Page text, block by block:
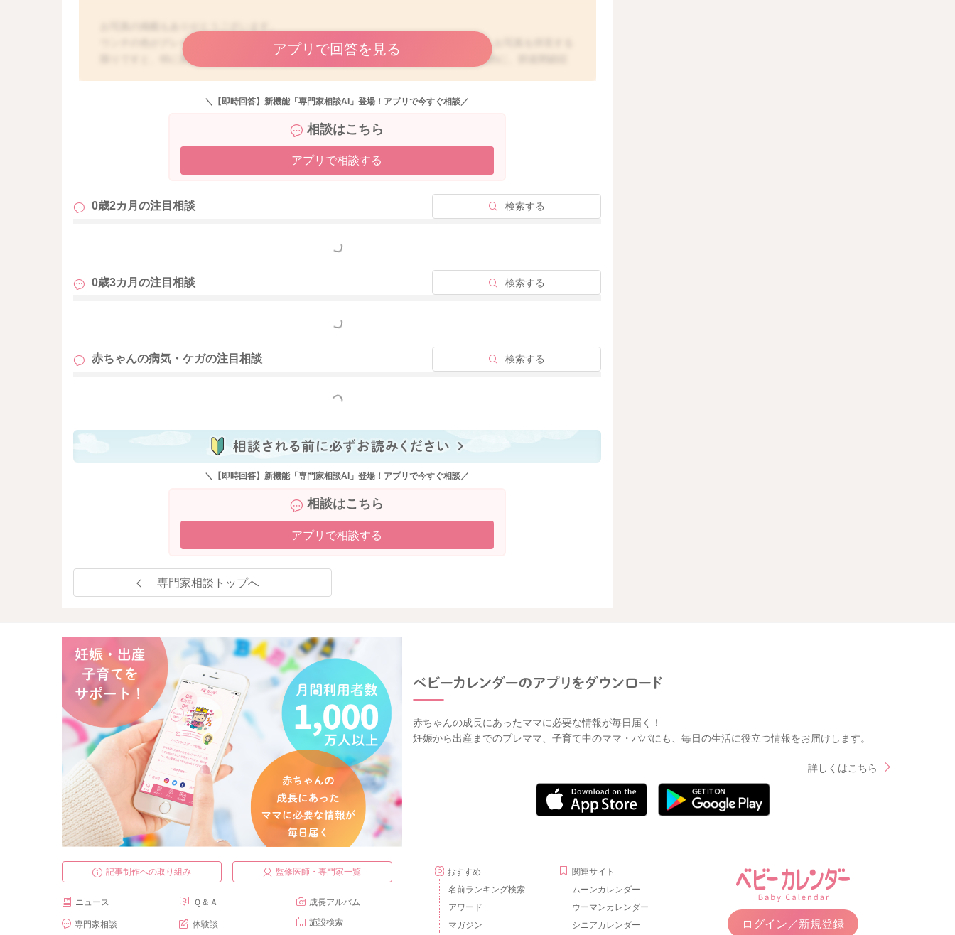
ウンチの色がグレーっぽいと、1番は胆道閉鎖症がご心配になるかと思います。ですが、お写真を拝見する
限りですと、特に胆道閉鎖症を疑うようなウンチではないようにお見受けします。一般的に、胆道閉鎖症
は2週間程度で治まります。この胆道閉鎖症では、生後2週間を過ぎても黄疸が消えないことが多いです。
また、便の色についてですが、クリーム色やレモン色、灰白色に変化したり、尿がウーロン茶のような褐
色になるといった症状が現れることが多いと言われています。母子健康手帳には、うんちの色を見分ける
ための便色カードが付いていますよね。ウンチが一時的にグレーっぽく見えたとしても、尿の色、皮膚の
色、目の色が特に気にならないということであれば、しばらくご様子を見ていただいて良いかと思います
ば、できるだけ早めに医療機関を受診するようになさった方が安心かもしれませんね。
アプリで回答を見る
＼【即時回答】新機能「専門家相談AI」登場！アプリで今すぐ相談／
相談はこちら
アプリで相談する
0歳2カ月の注目相談 検索する
もっと見る
0歳3カ月の注目相談 検索する
もっと見る
赤ちゃんの病気・ケガの注目相談 検索する
もっと見る
＼【即時回答】新機能「専門家相談AI」登場！アプリで今すぐ相談／
相談はこちら
アプリで相談する
専門家相談トップへ
赤ちゃんの成長にあったママに必要な情報が毎日届く！
妊娠から出産までのプレママ、子育て中のママ・パパにも、毎日の生活に役立つ情報をお届けします。
詳しくはこちら
記事制作への取り組み 監修医師・専門家一覧
ニュース
専門家相談
Ｑ＆Ａ
体験談
成長アルバム
施設検索
おすすめ
名前ランキング検索
アワード
マガジン
関連サイト
ムーンカレンダー
ウーマンカレンダー
シニアカレンダー
ログイン／新規登録